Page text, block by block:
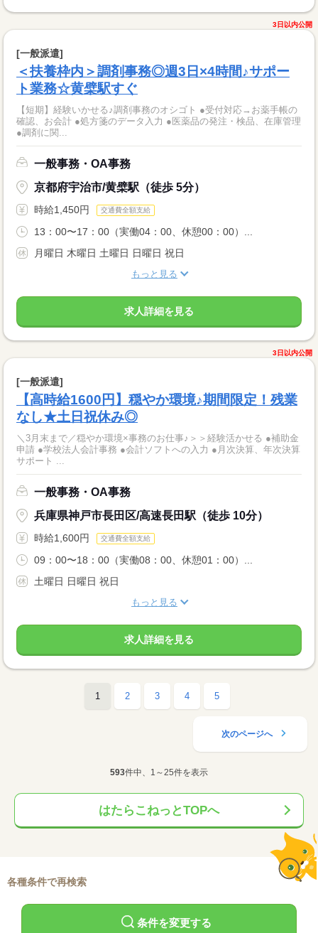
3日以内公開
[一般派遣]
＜扶養枠内＞調剤事務◎週3日×4時間♪サポー
ト業務☆黄檗駅すぐ
【短期】経験いかせる♪調剤事務のオシゴト ●受付対応→お薬手帳の
確認、お会計 ●処方箋のデータ入力 ●医薬品の発注・検品、在庫管理
●調剤に関...
一般事務・OA事務
京都府宇治市/黄檗駅（徒歩 5分）
時給1,450円 交通費全額支給
13：00〜17：00（実働04：00、休憩00：00）...
月曜日 木曜日 土曜日 日曜日 祝日
もっと見る
求人詳細を見る
3日以内公開
[一般派遣]
【高時給1600円】穏やか環境♪期間限定！残業
なし★土日祝休み◎
＼3月末まで／穏やか環境×事務のお仕事♪＞＞経験活かせる ●補助金
申請 ●学校法人会計事務 ●会計ソフトへの入力 ●月次決算、年次決算
サポート ...
一般事務・OA事務
兵庫県神戸市長田区/高速長田駅（徒歩 10分）
時給1,600円 交通費全額支給
09：00〜18：00（実働08：00、休憩01：00）...
土曜日 日曜日 祝日
もっと見る
求人詳細を見る
1 2 3 4 5
次のページへ
593件中、1～25件を表示
はたらこねっとTOPへ
各種条件で再検索
条件を変更する